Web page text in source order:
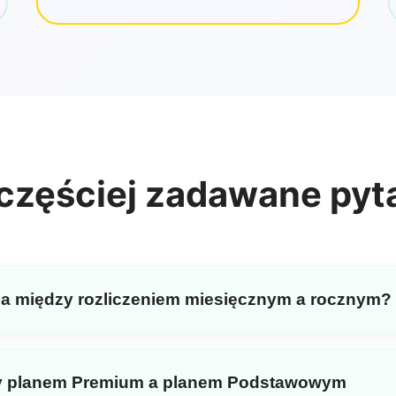
zadawane
między rozliczeniem miesięcznym a rocznym?
tylko pobieranie MP3. Plany roczne obejmują
utwór. Dodatkowo zaoszczędzisz do 50%
planem Premium a planem Podstawowym